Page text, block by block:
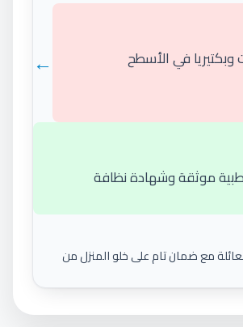
في الأسطح
←
موثقة وشهادة نظافة
مع ضمان تام على خلو المنزل من